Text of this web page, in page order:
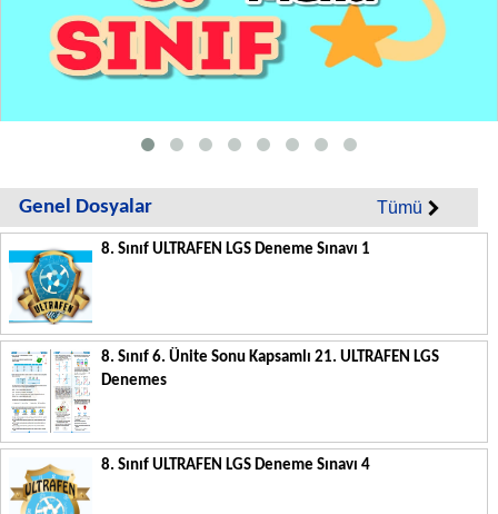
Genel Dosyalar Tümü
8. Sınıf ULTRAFEN LGS Deneme Sınavı 1
8. Sınıf 6. Ünite Sonu Kapsamlı 21. ULTRAFEN LGS
Denemes
8. Sınıf ULTRAFEN LGS Deneme Sınavı 4